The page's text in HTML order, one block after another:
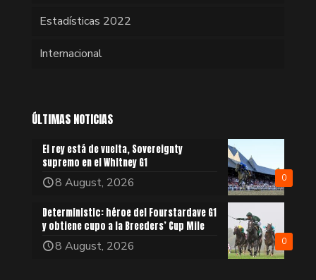
Estadísticas 2022
Internacional
ÚLTIMAS NOTICIAS
0
El rey está de vuelta, Sovereignty
supremo en el Whitney G1
8 August, 2026
0
Deterministic: héroe del Fourstardave G1
y obtiene cupo a la Breeders’ Cup Mile
8 August, 2026